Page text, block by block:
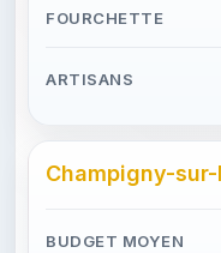
Champigny-